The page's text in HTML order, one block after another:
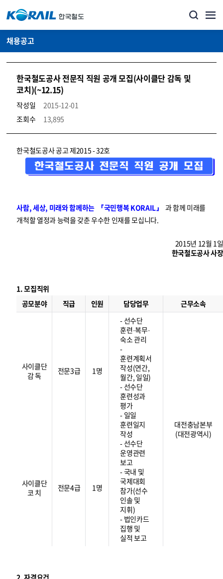
채용공고
한국철도공사 전문직 직원 공개 모집(사이클단 감독 및
코치)(~12.15)
작성일
2015-12-01
조회수
13,895
코레일소개_경영공시_채용공고 상세보기 – 내용, 파일, 담당자 연락처로 구성
한국철도공사 공고 제2015 - 32호
사람, 세상, 미래와 함께하는 『국민행복 KORAIL』
과 함께 미래를
개척할 열정과 능력을 갖춘 우수한 인재를 모십니다.
2015년 12월 1일
한국철도공사 사장
1. 모집직위
공모분야 직급 인원 담당업무 근무소속
사이클단
감 독
전문3급 1명
- 선수단
훈련·복무·
숙소 관리
-
훈련계획서
작성(연간,
월간, 일일)
- 선수단
훈련성과
평가
- 일일
훈련일지
작성
- 선수단
운영관련
보고
- 국내 및
국제대회
참가(선수
인솔 및
지휘)
- 법인카드
집행 및
실적 보고
대전충남본부
(대전광역시)
사이클단
코 치
전문4급 1명
2. 자격요건